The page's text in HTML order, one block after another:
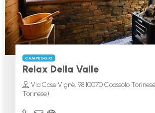
CAMPEGGIO
Relax Della Valle
Via Case Vignè, 98 10070 Coassolo
Torinese)